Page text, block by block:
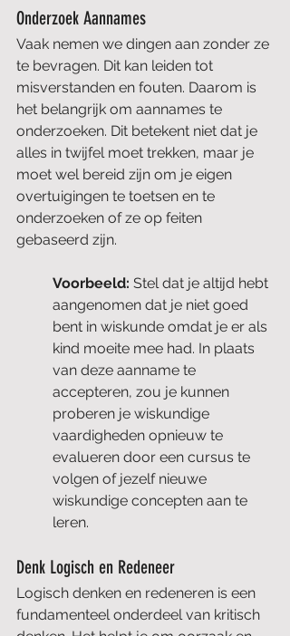
Onderzoek Aannames
Vaak nemen we dingen aan zonder ze
te bevragen. Dit kan leiden tot
misverstanden en fouten. Daarom is
het belangrijk om aannames te
onderzoeken. Dit betekent niet dat je
alles in twijfel moet trekken, maar je
moet wel bereid zijn om je eigen
overtuigingen te toetsen en te
onderzoeken of ze op feiten
gebaseerd zijn.
Voorbeeld: Stel dat je altijd hebt
aangenomen dat je niet goed
bent in wiskunde omdat je er als
kind moeite mee had. In plaats
van deze aanname te
accepteren, zou je kunnen
proberen je wiskundige
vaardigheden opnieuw te
evalueren door een cursus te
volgen of jezelf nieuwe
wiskundige concepten aan te
leren.
Denk Logisch en Redeneer
Logisch denken en redeneren is een
fundamenteel onderdeel van kritisch